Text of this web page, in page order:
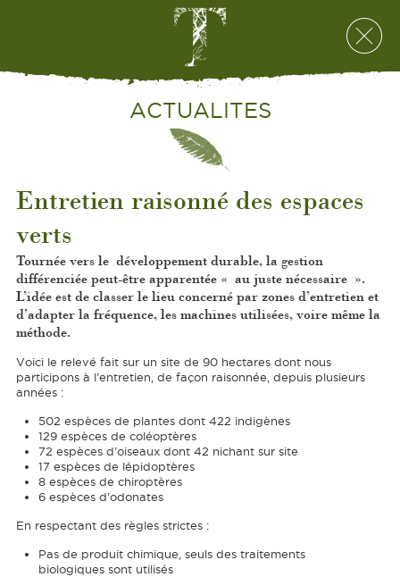
ACTUALITES
Entretien raisonné des espaces
verts
Tournée vers le développement durable, la gestion
différenciée peut-être apparentée « au juste nécessaire ».
L’idée est de classer le lieu concerné par zones d’entretien et
d’adapter la fréquence, les machines utilisées, voire même la
méthode.
Voici le relevé fait sur un site de 90 hectares dont nous
participons à l’entretien, de façon raisonnée, depuis plusieurs
années :
502 espèces de plantes dont 422 indigènes
129 espèces de coléoptères
72 espèces d’oiseaux dont 42 nichant sur site
17 espèces de lépidoptères
8 espèces de chiroptères
6 espèces d’odonates
En respectant des règles strictes :
Pas de produit chimique, seuls des traitements
biologiques sont utilisés